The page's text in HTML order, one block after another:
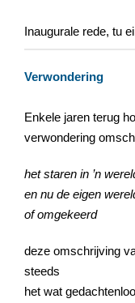
Inaugurale rede, tu
Verwondering
Enkele jaren terug
verwondering
het staren in ’n
en nu de eigen
of omgekeerd
deze omschrijving
steeds
het wat